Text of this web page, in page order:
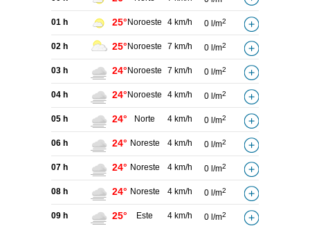
01 h 25° Noroeste 4 km/h 0 l/m2
02 h 25° Noroeste 7 km/h 0 l/m2
03 h 24° Noroeste 7 km/h 0 l/m2
04 h 24° Noroeste 4 km/h 0 l/m2
05 h 24° Norte 4 km/h 0 l/m2
06 h 24° Noreste 4 km/h 0 l/m2
07 h 24° Noreste 4 km/h 0 l/m2
08 h 24° Noreste 4 km/h 0 l/m2
09 h 25° Este 4 km/h 0 l/m2